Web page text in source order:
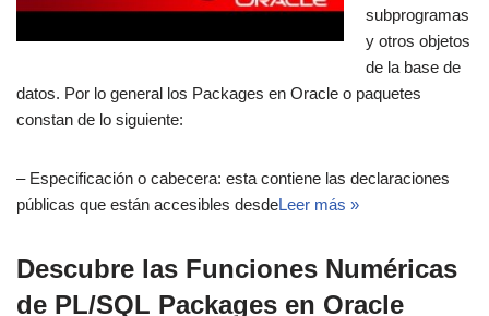
subprogramas
y otros objetos
de la base de
datos. Por lo general los Packages en Oracle o paquetes
constan de lo siguiente:
– Especificación o cabecera: esta contiene las declaraciones
públicas que están accesibles desdeLeer más »
Descubre las Funciones Numéricas
de PL/SQL Packages en Oracle